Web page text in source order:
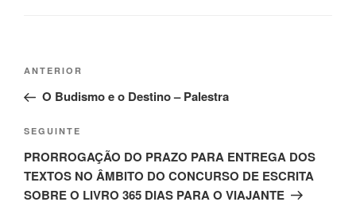
ANTERIOR
O Budismo e o Destino – Palestra
SEGUINTE
PRORROGAÇÃO DO PRAZO PARA ENTREGA DOS
TEXTOS NO ÂMBITO DO CONCURSO DE ESCRITA
SOBRE O LIVRO 365 DIAS PARA O VIAJANTE